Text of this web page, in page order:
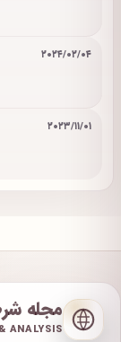
۲۰۲۴/۰۲/۰۴
۲۰۲۳/۱۱/۰۱
مجله
ANALYSIS